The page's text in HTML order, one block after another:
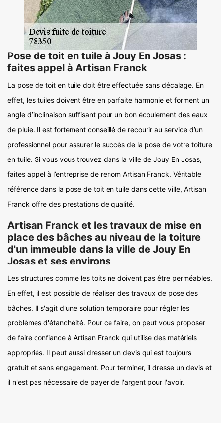
Pose de toit en tuile à Jouy En Josas :
faites appel à Artisan Franck
La pose de toit en tuile doit être effectuée sans décalage. En
effet, les tuiles doivent être en parfaite harmonie et forment un
angle d’inclinaison suffisant pour un bon écoulement des eaux
de pluie. Il est fortement conseillé de recourir au service d’un
professionnel pour assurer le succès de la pose de votre toiture
en tuile. Si vous vous trouvez dans la ville de Jouy En Josas,
faites appel à l’entreprise de renom Artisan Franck. Véritable
référence dans la pose de toit en tuile dans cette ville, Artisan
Franck offre des prestations de qualité.
Artisan Franck et les travaux de mise en
place des bâches au niveau de la toiture
d'un immeuble dans la ville de Jouy En
Josas et ses environs
Les structures comme les toits ne doivent pas être perméables.
En effet, il est possible de réaliser des travaux de pose des
bâches. Il s'agit d'une solution temporaire pour régler les
problèmes d'étanchéité. Pour ce faire, on peut vous proposer
de faire confiance à Artisan Franck qui utilise des matériels
appropriés. Il peut aussi dresser un devis qui est toujours
gratuit et sans engagement. Pour terminer, il dresse un devis et
il n'est pas nécessaire de payer de l'argent pour l'avoir.